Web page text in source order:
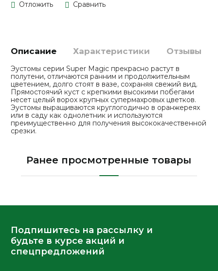
Описание Характеристики Отзывы
Эустомы серии Super Magic прекрасно растут в
полутени, отличаются ранним и продолжительным
цветением, долго стоят в вазе, сохраняя свежий вид.
Прямостоячий куст с крепкими высокими побегами
несет целый ворох крупных супермахровых цветков.
Эустомы выращиваются круглогодично в оранжереях
или в саду как однолетник и используются
преимущественно для получения высококачественной
срезки.
Ранее просмотренные товары
Подпишитесь на рассылку и
будьте в курсе акций и
спецпредложений